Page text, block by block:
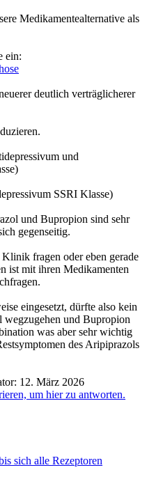
Medikamentealternative als
ein:
deutlich verträglicherer
und
SSRI Klasse)
und Bupropion sind sehr
gegenseitig.
fragen oder eben gerade
ist mit ihren Medikamenten
eingesetzt, dürfte also kein
wegzugehen und Bupropion
was aber sehr wichtig
des Aripiprazols
12. März 2026
um hier zu antworten.
sich alle Rezeptoren